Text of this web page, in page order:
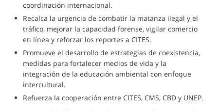
coordinación internacional.
Recalca la urgencia de combatir la matanza ilegal y el
tráfico, mejorar la capacidad forense, vigilar comercio
en línea y reforzar los reportes a CITES.
Promueve el desarrollo de estrategias de coexistencia,
medidas para fortalecer medios de vida y la
integración de la educación ambiental con enfoque
intercultural.
Refuerza la cooperación entre CITES, CMS, CBD y UNEP.